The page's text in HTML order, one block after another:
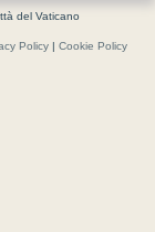
del Vaticano
Policy Cookie Policy